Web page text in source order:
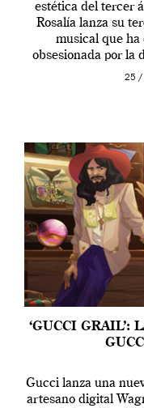
estética del tercer
Rosalía lanza su
musical que ha
obsesionada por la
25
‘GUCCI GRAIL’:
Gucci lanza una
artesano digital